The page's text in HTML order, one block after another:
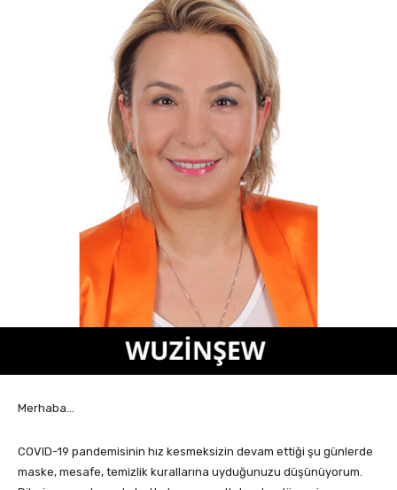
Merhaba…
COVID-19 pandemisinin hız kesmeksizin devam ettiği şu günlerde
maske, mesafe, temizlik kurallarına uyduğunuzu düşünüyorum.